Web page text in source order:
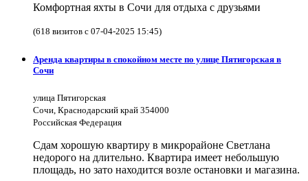
Комфортная яхты в Сочи для отдыха с друзьями
(618 визитов с 07-04-2025 15:45)
Аренда квартиры в спокойном месте по улице Пятигорская в
Сочи
улица Пятигорская
Сочи, Краснодарский край 354000
Российская Федерация
Сдам хорошую квартиру в микрорайоне Светлана
недорого на длительно. Квартира имеет небольшую
площадь, но зато находится возле остановки и магазина.